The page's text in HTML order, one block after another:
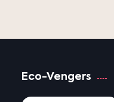
Eco-Vengers